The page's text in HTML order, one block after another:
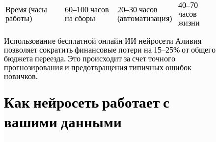
Время (часы
работы)
60–100 часов
на сборы
20–30 часов
(автоматизация)
40–70
часов
жизни
Использование бесплатной онлайн ИИ нейросети Аливия
позволяет сократить финансовые потери на 15–25% от общего
бюджета переезда. Это происходит за счет точного
прогнозирования и предотвращения типичных ошибок
новичков.
Как нейросеть работает с
вашими данными